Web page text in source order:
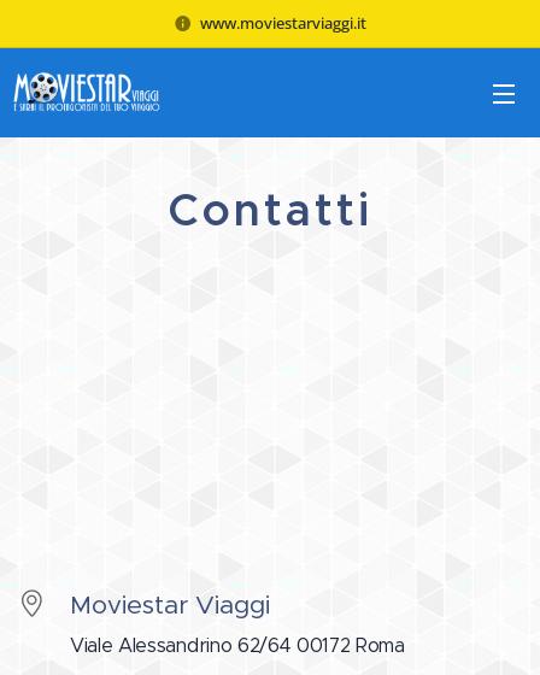
www.moviestarviaggi.it
Contatti
Moviestar Viaggi
Viale Alessandrino 62/64 00172 Roma